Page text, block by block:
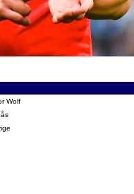
Wolf